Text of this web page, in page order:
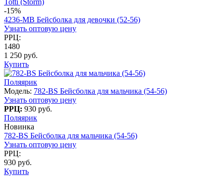
-15%
4236-МВ Бейсболка для девочки (52-56)
Узнать оптовую цену
РРЦ:
1480
1 250 руб.
Купить
Поляярик
Модель: 782-BS Бейсболка для мальчика (54-56)
Узнать оптовую цену
РРЦ: 930 руб.
Поляярик
Новинка
782-BS Бейсболка для мальчика (54-56)
Узнать оптовую цену
РРЦ:
930 руб.
Купить